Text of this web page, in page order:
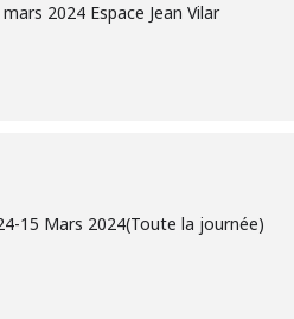
2024 Espace Jean Vilar
-15 Mars 2024(Toute la journée)